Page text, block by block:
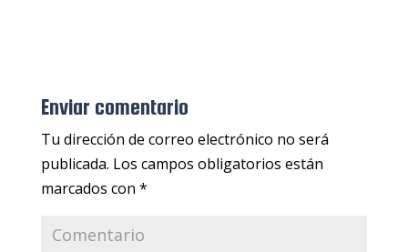
Enviar comentario
Tu dirección de correo electrónico no será
publicada. Los campos obligatorios están
marcados con *